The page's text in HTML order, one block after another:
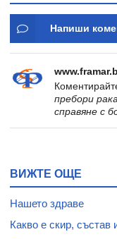
Напиши
пребори
справяне с
ВИЖТЕ ОЩЕ
Нашето здраве
Какво е скир, състав